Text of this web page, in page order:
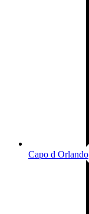
Capo d Orlando